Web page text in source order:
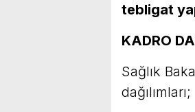
tebligat
KADRO
Sağlık
dağılımları;